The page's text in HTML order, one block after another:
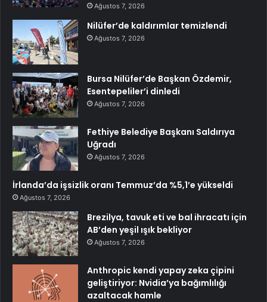
Ağustos 7, 2026
Nilüfer’de kaldırımlar temizlendi
Ağustos 7, 2026
Bursa Nilüfer’de Başkan Özdemir,
Esentepeliler’i dinledi
Ağustos 7, 2026
Fethiye Belediye Başkanı Saldırıya
Uğradı
Ağustos 7, 2026
İrlanda’da işsizlik oranı Temmuz’da %5,1’e yükseldi
Ağustos 7, 2026
Brezilya, tavuk eti ve bal ihracatı için
AB’den yeşil ışık bekliyor
Ağustos 7, 2026
Anthropic kendi yapay zeka çipini
geliştiriyor: Nvidia’ya bağımlılığı
azaltacak hamle